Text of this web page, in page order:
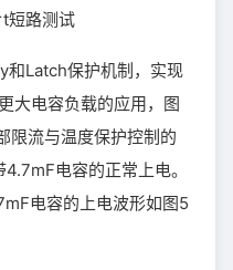
短路测试
Latch保护机制，实现
大电容负载的应用，图
限流与温度保护控制的
电容的正常上电。
电容的上电波形如图5